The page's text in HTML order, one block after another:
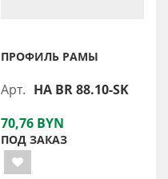
ПРОФИЛЬ РАМЫ
Арт. HA BR 88.10-SK
70,76 BYN
ПОД ЗАКАЗ